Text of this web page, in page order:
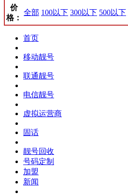
价
格：
全部 100以下 300以下 500以下
首页
移动靓号
联通靓号
电信靓号
虚拟运营商
固话
靓号回收
号码定制
加盟
新闻